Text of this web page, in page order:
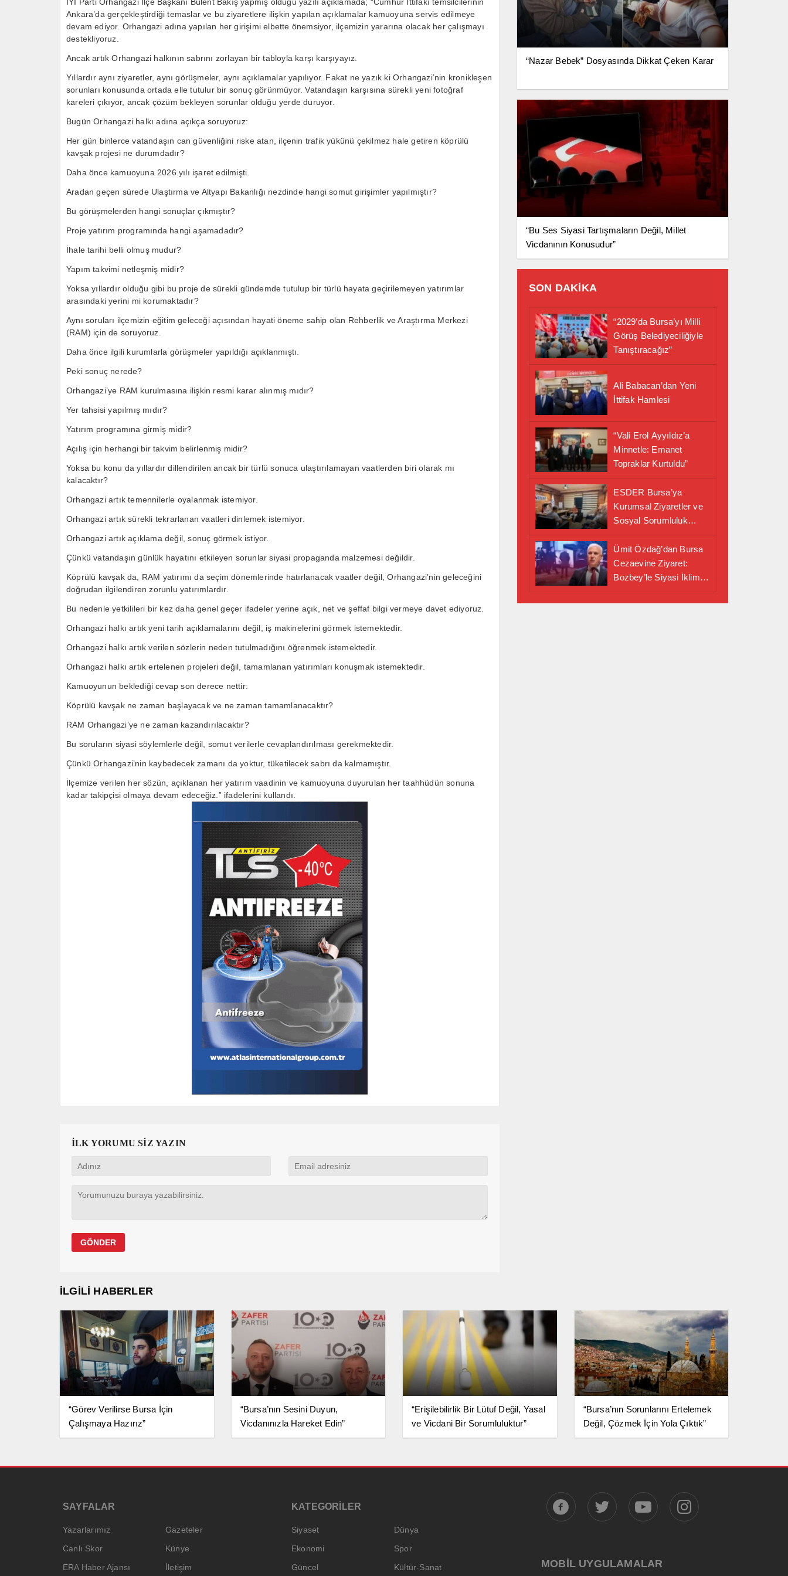
Ankara’da gerçekleştirdiği temaslar ve bu ziyaretlere ilişkin yapılan açıklamalar kamuoyuna servis edilmeye
devam ediyor. Orhangazi adına yapılan her girişimi elbette önemsiyor, ilçemizin yararına olacak her çalışmayı
destekliyoruz.
Ancak artık Orhangazi halkının sabrını zorlayan bir tabloyla karşı karşıyayız.
Yıllardır aynı ziyaretler, aynı görüşmeler, aynı açıklamalar yapılıyor. Fakat ne yazık ki Orhangazi’nin kronikleşen
sorunları konusunda ortada elle tutulur bir sonuç görünmüyor. Vatandaşın karşısına sürekli yeni fotoğraf
kareleri çıkıyor, ancak çözüm bekleyen sorunlar olduğu yerde duruyor.
Bugün Orhangazi halkı adına açıkça soruyoruz:
Her gün binlerce vatandaşın can güvenliğini riske atan, ilçenin trafik yükünü çekilmez hale getiren köprülü
kavşak projesi ne durumdadır?
Daha önce kamuoyuna 2026 yılı işaret edilmişti.
Aradan geçen sürede Ulaştırma ve Altyapı Bakanlığı nezdinde hangi somut girişimler yapılmıştır?
Bu görüşmelerden hangi sonuçlar çıkmıştır?
Proje yatırım programında hangi aşamadadır?
İhale tarihi belli olmuş mudur?
Yapım takvimi netleşmiş midir?
Yoksa yıllardır olduğu gibi bu proje de sürekli gündemde tutulup bir türlü hayata geçirilemeyen yatırımlar
arasındaki yerini mi korumaktadır?
Aynı soruları ilçemizin eğitim geleceği açısından hayati öneme sahip olan Rehberlik ve Araştırma Merkezi
(RAM) için de soruyoruz.
Daha önce ilgili kurumlarla görüşmeler yapıldığı açıklanmıştı.
Peki sonuç nerede?
Orhangazi’ye RAM kurulmasına ilişkin resmi karar alınmış mıdır?
Yer tahsisi yapılmış mıdır?
Yatırım programına girmiş midir?
Açılış için herhangi bir takvim belirlenmiş midir?
Yoksa bu konu da yıllardır dillendirilen ancak bir türlü sonuca ulaştırılamayan vaatlerden biri olarak mı
kalacaktır?
Orhangazi artık temennilerle oyalanmak istemiyor.
Orhangazi artık sürekli tekrarlanan vaatleri dinlemek istemiyor.
Orhangazi artık açıklama değil, sonuç görmek istiyor.
Çünkü vatandaşın günlük hayatını etkileyen sorunlar siyasi propaganda malzemesi değildir.
Köprülü kavşak da, RAM yatırımı da seçim dönemlerinde hatırlanacak vaatler değil, Orhangazi’nin geleceğini
doğrudan ilgilendiren zorunlu yatırımlardır.
Bu nedenle yetkilileri bir kez daha genel geçer ifadeler yerine açık, net ve şeffaf bilgi vermeye davet ediyoruz.
Orhangazi halkı artık yeni tarih açıklamalarını değil, iş makinelerini görmek istemektedir.
Orhangazi halkı artık verilen sözlerin neden tutulmadığını öğrenmek istemektedir.
Orhangazi halkı artık ertelenen projeleri değil, tamamlanan yatırımları konuşmak istemektedir.
Kamuoyunun beklediği cevap son derece nettir:
Köprülü kavşak ne zaman başlayacak ve ne zaman tamamlanacaktır?
RAM Orhangazi’ye ne zaman kazandırılacaktır?
Bu soruların siyasi söylemlerle değil, somut verilerle cevaplandırılması gerekmektedir.
Çünkü Orhangazi’nin kaybedecek zamanı da yoktur, tüketilecek sabrı da kalmamıştır.
İlçemize verilen her sözün, açıklanan her yatırım vaadinin ve kamuoyuna duyurulan her taahhüdün sonuna
kadar takipçisi olmaya devam edeceğiz.” ifadelerini kullandı.
İLK YORUMU SİZ YAZIN
“Nazar Bebek” Dosyasında Dikkat Çeken Karar
“Bu Ses Siyasi Tartışmaların Değil, Millet
Vicdanının Konusudur”
SON DAKİKA
“2029’da Bursa’yı Milli
Görüş Belediyeciliğiyle
Tanıştıracağız”
Ali Babacan’dan Yeni
İttifak Hamlesi
“Vali Erol Ayyıldız’a
Minnetle: Emanet
Topraklar Kurtuldu”
ESDER Bursa’ya
Kurumsal Ziyaretler ve
Sosyal Sorumluluk
Alanında Önemli İş
Birliği Adımı
Ümit Özdağ’dan Bursa
Cezaevine Ziyaret:
Bozbey’le Siyasi İklim
İLGİLİ HABERLER
“Görev Verilirse Bursa İçin
Çalışmaya Hazırız”
“Bursa’nın Sesini Duyun,
Vicdanınızla Hareket Edin”
“Erişilebilirlik Bir Lütuf Değil, Yasal
ve Vicdani Bir Sorumluluktur”
“Bursa’nın Sorunlarını Ertelemek
Değil, Çözmek İçin Yola Çıktık”
SAYFALAR
Yazarlarımız
Gazeteler
Canlı Skor
Künye
ERA Haber Ajansı
İletişim
KATEGORİLER
Siyaset
Dünya
Ekonomi
Spor
Güncel
Kültür-Sanat MOBİL UYGULAMALAR